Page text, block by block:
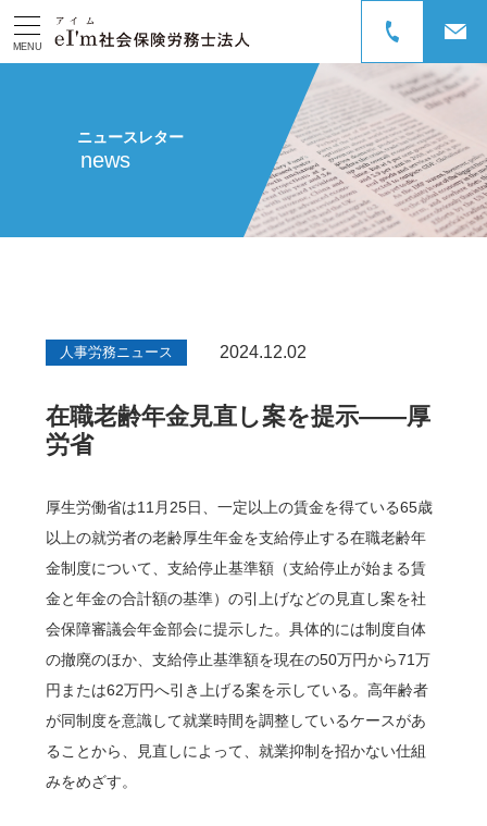
MENU
ニュースレター
news
人事労務ニュース 2024.12.02
在職老齢年金見直し案を提示――厚
労省
厚生労働省は11月25日、一定以上の賃金を得ている65歳
以上の就労者の老齢厚生年金を支給停止する在職老齢年
金制度について、支給停止基準額（支給停止が始まる賃
金と年金の合計額の基準）の引上げなどの見直し案を社
会保障審議会年金部会に提示した。具体的には制度自体
の撤廃のほか、支給停止基準額を現在の50万円から71万
円または62万円へ引き上げる案を示している。高年齢者
が同制度を意識して就業時間を調整しているケースがあ
ることから、見直しによって、就業抑制を招かない仕組
みをめざす。